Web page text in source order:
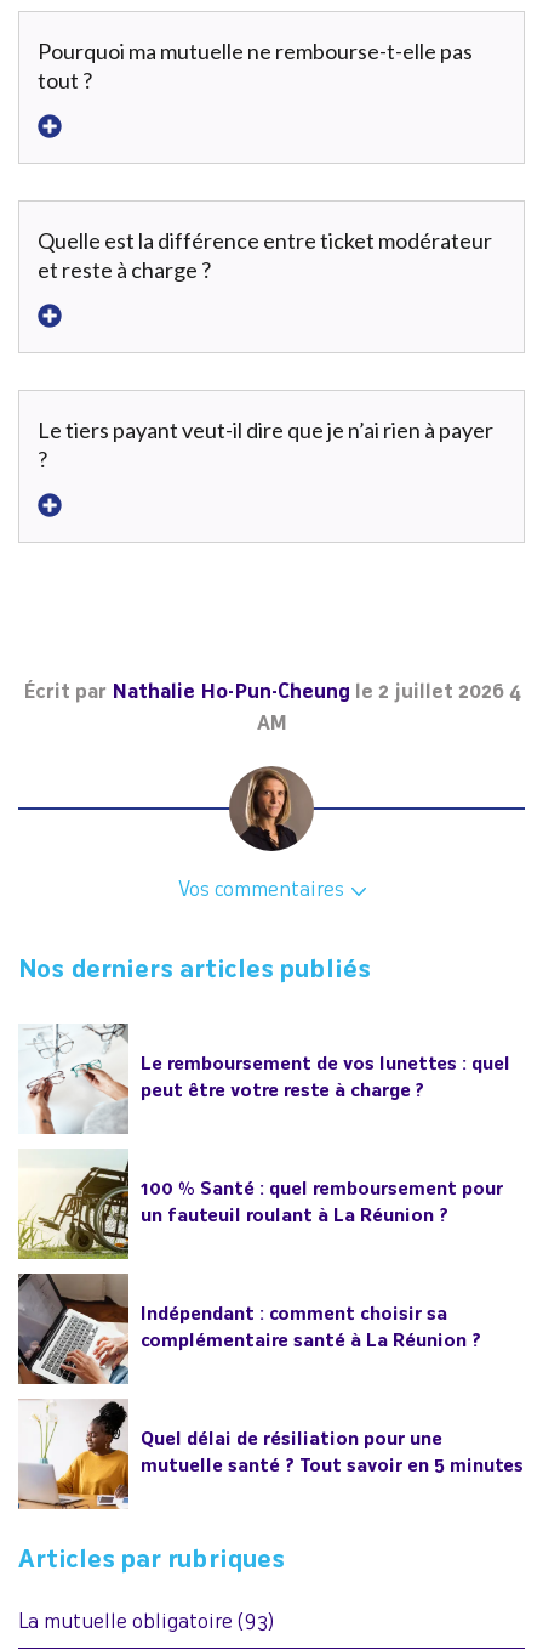
Pourquoi ma mutuelle ne rembourse-t-elle pas
tout ?
Quelle est la différence entre ticket modérateur
et reste à charge ?
Le tiers payant veut-il dire que je n’ai rien à payer
?
Écrit par Nathalie Ho-Pun-Cheung le 2 juillet 2026 4
AM
Vos commentaires
Nos derniers articles publiés
Le remboursement de vos lunettes : quel
peut être votre reste à charge ?
100 % Santé : quel remboursement pour
un fauteuil roulant à La Réunion ?
Indépendant : comment choisir sa
complémentaire santé à La Réunion ?
Quel délai de résiliation pour une
mutuelle santé ? Tout savoir en 5 minutes
Articles par rubriques
La mutuelle obligatoire (93)